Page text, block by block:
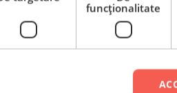
majoritatea comenzilor sunt
funcţionalitate